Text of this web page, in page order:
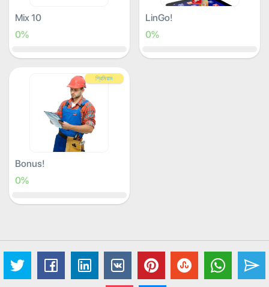
Mix 10
0%
LinGo!
0%
প্রিমিয়াম
Bonus!
0%